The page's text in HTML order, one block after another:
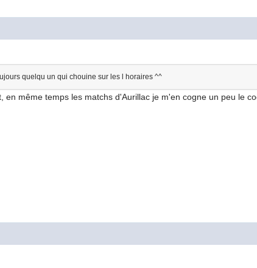
quelqu un qui chouine sur les l horaires ^^
en même temps les matchs d'Aurillac je m'en cogne un peu le